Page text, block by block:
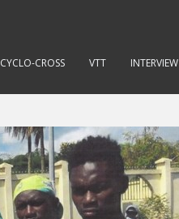
CYCLO-CROSS VTT INTERVIEW